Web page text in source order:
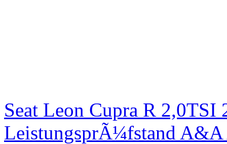
Seat Leon Cupra R
LeistungsprÃ¼fstand